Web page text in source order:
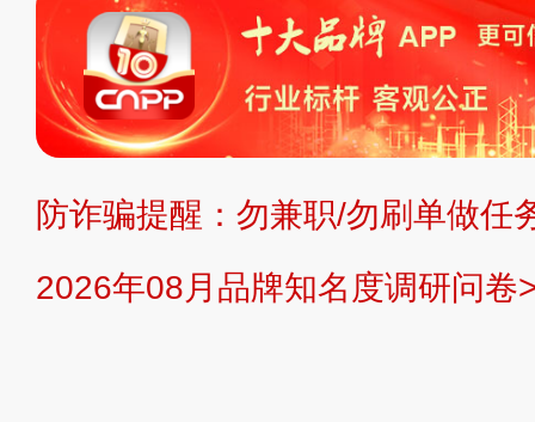
复制、转载、商用。本站不生产产
不代理、不招商、不提供中介服务。
持投资购买的观点或意见，页面信息
提交说明： 快速提交发布>> 提交品
防诈骗提醒：勿兼职/勿刷单做任
2026年08月品牌知名度调研问卷